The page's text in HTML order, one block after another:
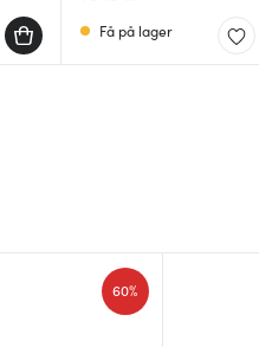
Få på lager
60%